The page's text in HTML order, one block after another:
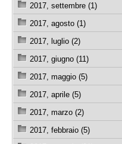
2017, settembre (1)
2017, agosto (1)
2017, luglio (2)
2017, giugno (11)
2017, maggio (5)
2017, aprile (5)
2017, marzo (2)
2017, febbraio (5)